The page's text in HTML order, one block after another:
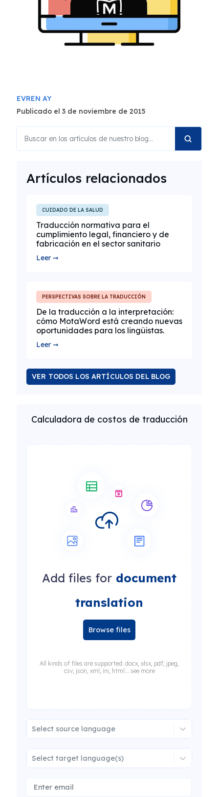
EVREN AY
Publicado el 3 de noviembre de 2015
Artículos relacionados
CUIDADO DE LA SALUD
Traducción normativa para el
cumplimiento legal, financiero y de
fabricación en el sector sanitario
Leer ➞
PERSPECTIVAS SOBRE LA TRADUCCIÓN
De la traducción a la interpretación:
cómo MotaWord está creando nuevas
oportunidades para los lingüistas.
Leer ➞
VER TODOS LOS ARTÍCULOS DEL BLOG
Calculadora de costos de traducción
Add files for document
translation
Browse files
All kinds of files are supported: docx, xlsx, pdf, jpeg,
csv, json, xml, ini, html... see more
Select source language
Select target language(s)